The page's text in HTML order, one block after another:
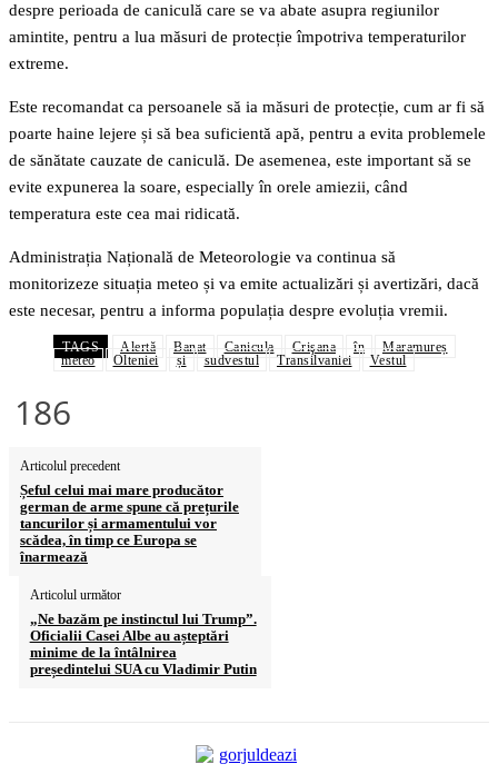
despre perioada de caniculă care se va abate asupra regiunilor
amintite, pentru a lua măsuri de protecție împotriva temperaturilor
extreme.
Este recomandat ca persoanele să ia măsuri de protecție, cum ar fi să
poarte haine lejere și să bea suficientă apă, pentru a evita problemele
de sănătate cauzate de caniculă. De asemenea, este important să se
evite expunerea la soare, especially în orele amiezii, când
temperatura este cea mai ridicată.
Administrația Națională de Meteorologie va continua să
monitorizeze situația meteo și va emite actualizări și avertizări, dacă
este necesar, pentru a informa populația despre evoluția vremii.
TAGS Alertă Banat Canicula Crişana în
Maramureș
meteo
Olteniei și sudvestul Transilvaniei Vestul
186
Articolul precedent
Șeful celui mai mare producător
german de arme spune că prețurile
tancurilor și armamentului vor
scădea, în timp ce Europa se
înarmează
Articolul următor
„Ne bazăm pe instinctul lui Trump”.
Oficialii Casei Albe au așteptări
minime de la întâlnirea
președintelui SUA cu Vladimir Putin